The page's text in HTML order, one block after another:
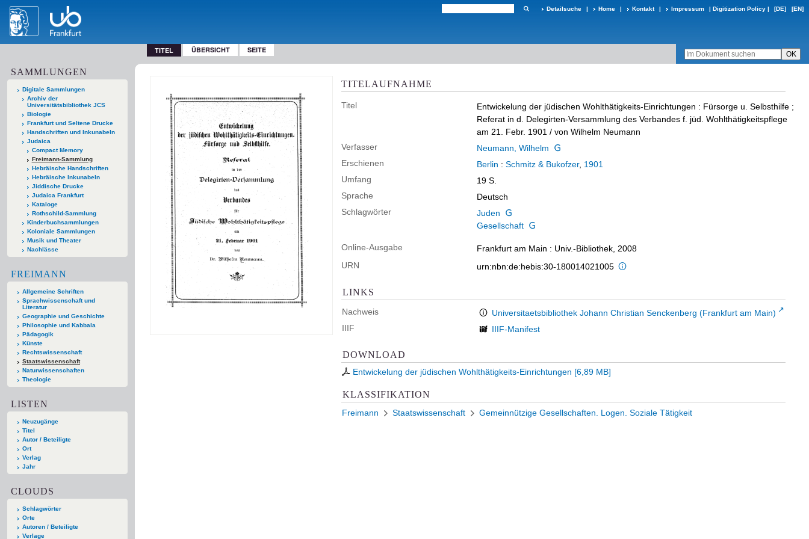
Detailsuche | Home | Kontakt | Impressum | Digitization Policy | [DE] [EN]
TITEL ÜBERSICHT SEITE
SAMMLUNGEN
Digitale Sammlungen
Archiv der
Universitätsbibliothek JCS
Biologie
Frankfurt und Seltene Drucke
Handschriften und Inkunabeln
Judaica
Compact Memory
Freimann-Sammlung
Hebräische Handschriften
Hebräische Inkunabeln
Jiddische Drucke
Judaica Frankfurt
Kataloge
Rothschild-Sammlung
Kinderbuchsammlungen
Koloniale Sammlungen
Musik und Theater
Nachlässe
FREIMANN
Allgemeine Schriften
Sprachwissenschaft und
Literatur
Geographie und Geschichte
Philosophie und Kabbala
Pädagogik
Künste
Rechtswissenschaft
Staatswissenschaft
Naturwissenschaften
Theologie
LISTEN
Neuzugänge
Titel
Autor / Beteiligte
Ort
Verlag
Jahr
CLOUDS
Schlagwörter
Orte
Autoren / Beteiligte
Verlage
TITELAUFNAHME
Titel Entwickelung der jüdischen Wohlthätigkeits-Einrichtungen : Fürsorge u. Selbsthilfe ;
Referat in d. Delegirten-Versammlung des Verbandes f. jüd. Wohlthätigkeitspflege
am 21. Febr. 1901 / von Wilhelm Neumann
Verfasser
Neumann, Wilhelm
Erschienen
Berlin : Schmitz & Bukofzer, 1901
Umfang
19 S.
Sprache
Deutsch
Schlagwörter
Juden
Gesellschaft
Online-Ausgabe
Frankfurt am Main : Univ.-Bibliothek, 2008
URN
urn:nbn:de:hebis:30-180014021005
LINKS
Nachweis
Universitaetsbibliothek Johann Christian Senckenberg (Frankfurt am Main)
IIIF
IIIF-Manifest
DOWNLOAD
Entwickelung der jüdischen Wohlthätigkeits-Einrichtungen [6,89 MB]
KLASSIFIKATION
Freimann Staatswissenschaft Gemeinnützige Gesellschaften. Logen. Soziale Tätigkeit